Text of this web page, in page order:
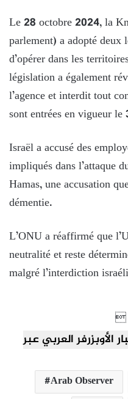
Le 28 octobre 2024, la
parlement) a adopté
d’opérer dans les
législation a également
l’agence et interdit tout
sont entrées en vigueur
Israël a accusé des
impliqués dans l’attaque
Hamas, une accusation
démentie.
L’ONU a réaffirmé que
neutralité et reste
malgré l’interdiction

Arab Observer